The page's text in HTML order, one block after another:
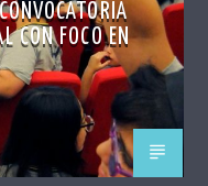
CON FOCO EN